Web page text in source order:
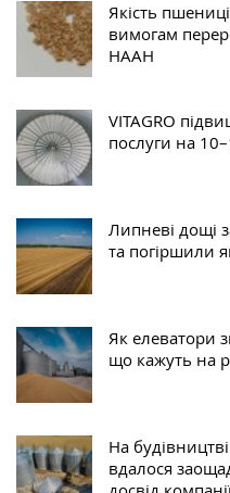
Якість
вимогам
НААН
VITAGRO
послуги на
Липневі дощі
та погіршили
Як елеватори
що кажуть на
На
вдалося